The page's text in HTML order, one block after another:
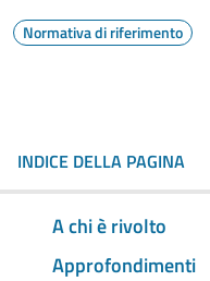
Normativa di riferimento
INDICE DELLA PAGINA
A chi è rivolto
Approfondimenti